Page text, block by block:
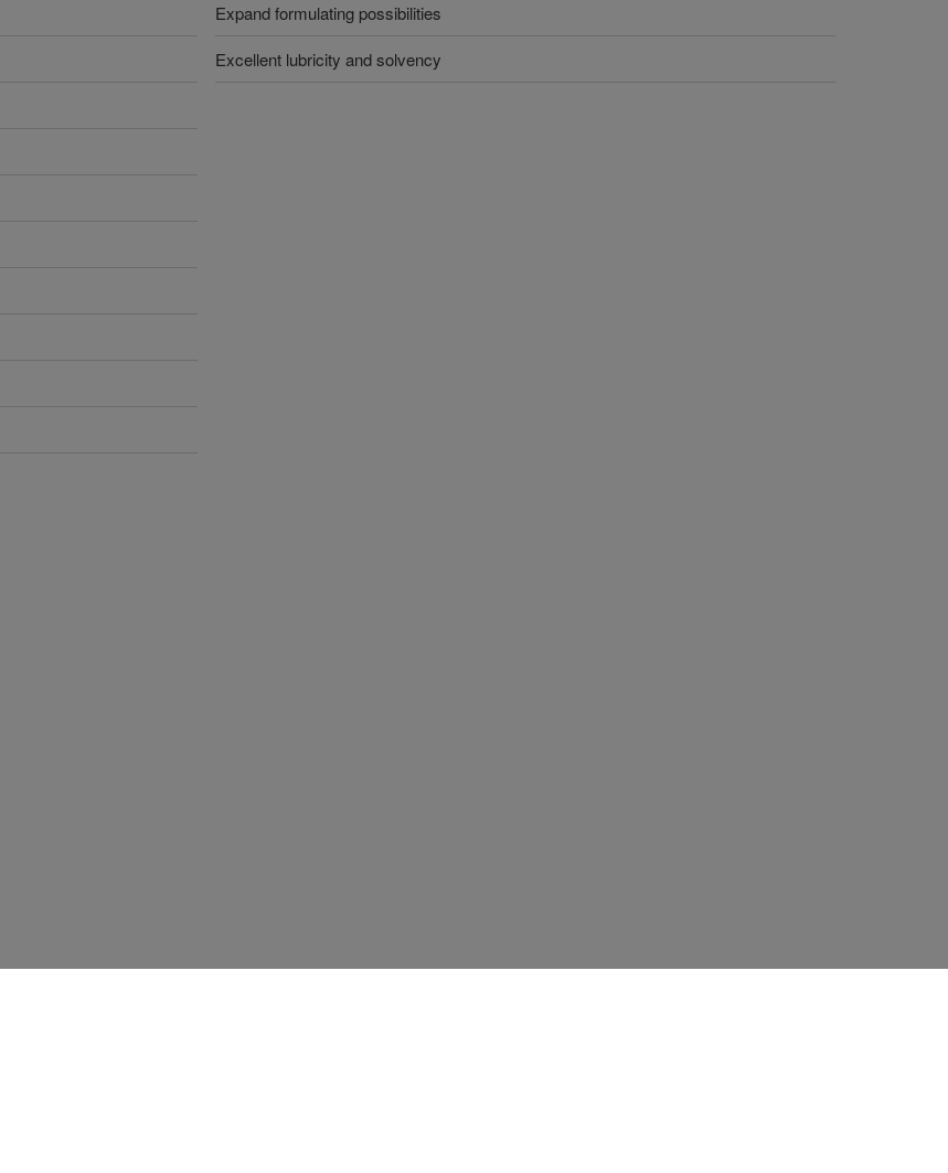
Expand formulating possibilities
Excellent lubricity and solvency